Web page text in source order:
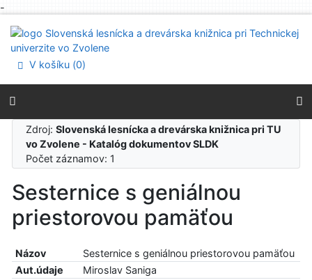
-
Prejsť na menu
Prehlásenie o webovej prístupnosti
V košíku (0)
Zdroj:Slovenská lesnícka a drevárska knižnica pri TU
vo Zvolene - Katalóg dokumentov SLDK
Počet záznamov: 1
Sesternice s geniálnou
priestorovou pamäťou
Názov
Sesternice s geniálnou priestorovou pamäťou
Aut.údaje
Miroslav Saniga